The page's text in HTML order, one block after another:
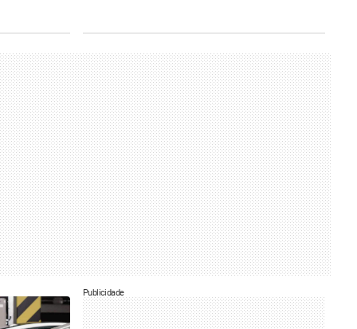
Publicidade